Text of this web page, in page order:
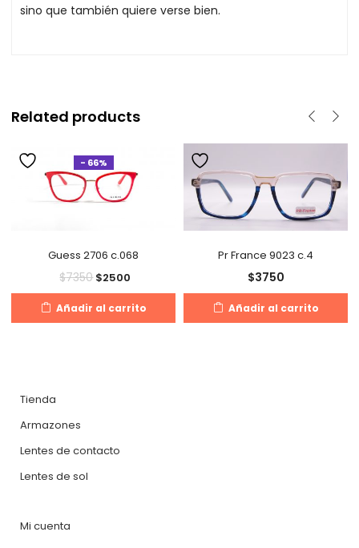
sino que también quiere verse bien.
Related products
- 66%
Guess 2706 c.068
$7350$2500
Añadir al carrito
Pr France 9023 c.4
$3750
Añadir al carrito
Tienda
Armazones
Lentes de contacto
Lentes de sol
Mi cuenta